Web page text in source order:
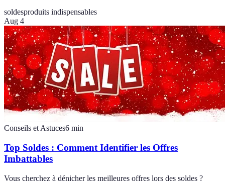
soldesproduits indispensables
Aug 4
Conseils et Astuces6 min
Top Soldes : Comment Identifier les Offres
Imbattables
Vous cherchez à dénicher les meilleures offres lors des soldes ?